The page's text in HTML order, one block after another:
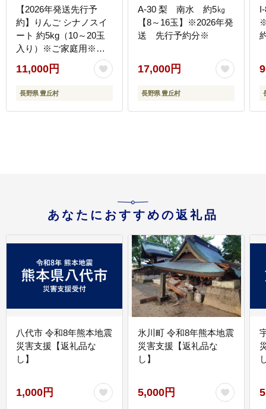
【2026年発送先行予
約】りんご シナノスイ
ート 約5kg（10～20玉
入り）※ご家庭用※
※2026年10月発送予定
※
11,000円
長野県 豊丘村
A-30 梨 南水 約5㎏
【8～16玉】※2026年発
送 先行予約分※
17,000円
長野県 豊丘村
あなたにおすすめの返礼品
八代市 令和8年熊本地震
災害支援【返礼品な
し】
1,000円
氷川町 令和8年熊本地震
災害支援【返礼品な
し】
5,000円